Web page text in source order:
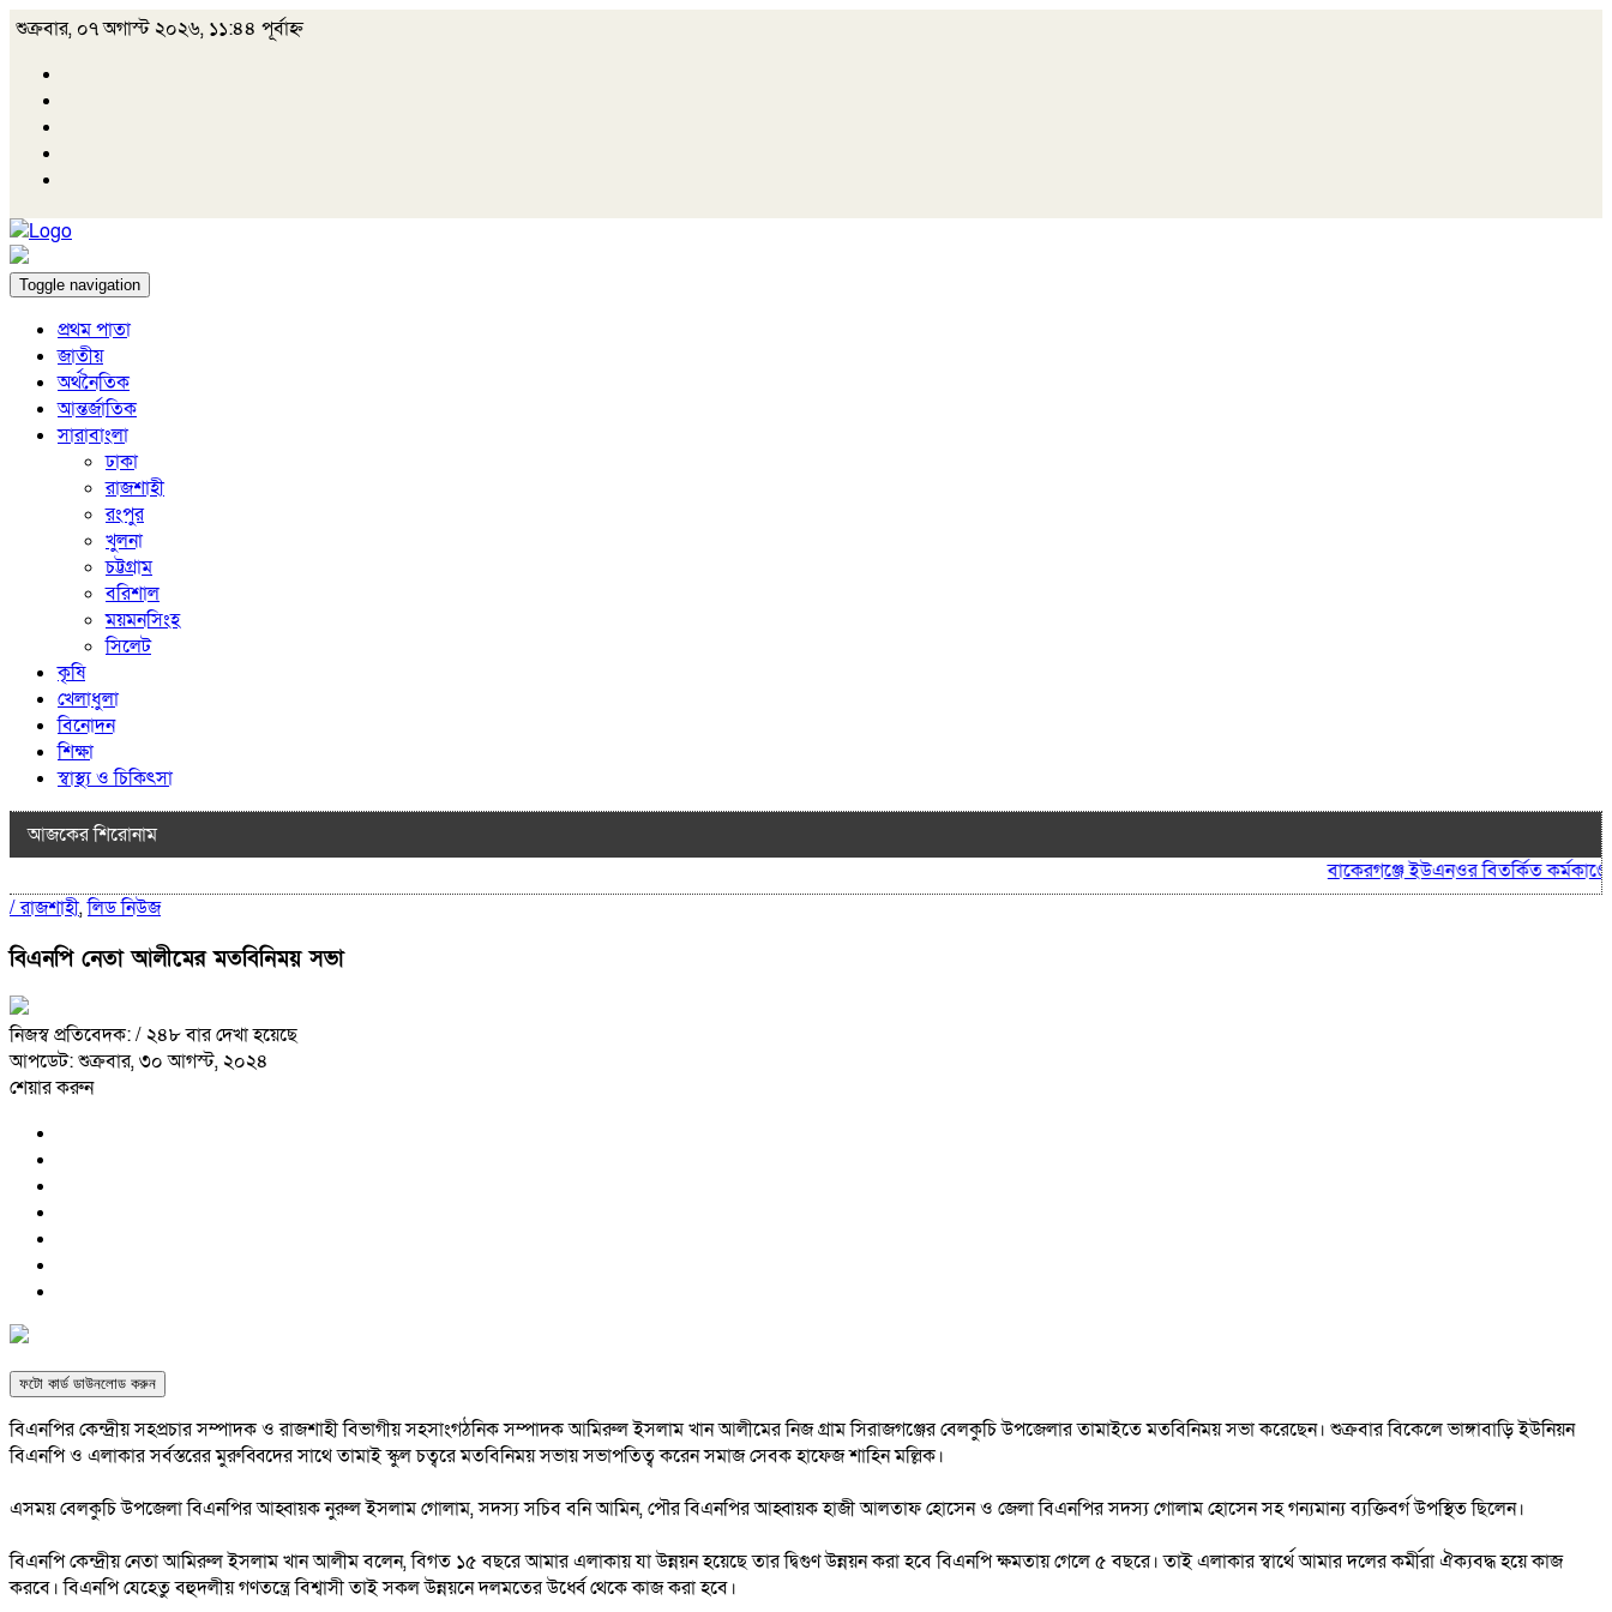
শুক্রবার, ০৭ অগাস্ট ২০২৬, ১১:৪৪ পূর্বাহ্ন
Toggle navigation
প্রথম পাতা
জাতীয়
অর্থনৈতিক
আন্তর্জাতিক
সারাবাংলা
ঢাকা
রাজশাহী
রংপুর
খুলনা
চট্টগ্রাম
বরিশাল
ময়মনসিংহ
সিলেট
কৃষি
খেলাধুলা
বিনোদন
শিক্ষা
স্বাস্থ্য ও চিকিৎসা
আজকের শিরোনাম
বাকেরগঞ্জে ইউএনওর বিতর্কিত কর্মকাণ্ডে
/রাজশাহী,লিড নিউজ
বিএনপি নেতা আলীমের মতবিনিময় সভা
নিজস্ব প্রতিবেদক:/ ২৪৮ বার দেখা হয়েছে
আপডেট: শুক্রবার, ৩০ আগস্ট, ২০২৪
শেয়ার করুন
ফটো কার্ড ডাউনলোড করুন
বিএনপির কেন্দ্রীয় সহপ্রচার সম্পাদক ও রাজশাহী বিভাগীয় সহসাংগঠনিক সম্পাদক আমিরুল ইসলাম খান আলীমের নিজ গ্রাম সিরাজগঞ্জের বেলকুচি উপজেলার তামাইতে মতবিনিময় সভা করেছেন। শুক্রবার বিকেলে ভাঙ্গাবাড়ি ইউনিয়ন
বিএনপি ও এলাকার সর্বস্তরের মুরুব্বিদের সাথে তামাই স্কুল চত্বরে মতবিনিময় সভায় সভাপতিত্ব করেন সমাজ সেবক হাফেজ শাহিন মল্লিক।
এসময় বেলকুচি উপজেলা বিএনপির আহ্বায়ক নুরুল ইসলাম গোলাম, সদস্য সচিব বনি আমিন, পৌর বিএনপির আহ্বায়ক হাজী আলতাফ হোসেন ও জেলা বিএনপির সদস্য গোলাম হোসেন সহ গন্যমান্য ব্যক্তিবর্গ উপস্থিত ছিলেন।
বিএনপি কেন্দ্রীয় নেতা আমিরুল ইসলাম খান আলীম বলেন, বিগত ১৫ বছরে আমার এলাকায় যা উন্নয়ন হয়েছে তার দ্বিগুণ উন্নয়ন করা হবে বিএনপি ক্ষমতায় গেলে ৫ বছরে। তাই এলাকার স্বার্থে আমার দলের কর্মীরা ঐক্যবদ্ধ হয়ে কাজ
করবে। বিএনপি যেহেতু বহুদলীয় গণতন্ত্রে বিশ্বাসী তাই সকল উন্নয়নে দলমতের উর্ধ্বে থেকে কাজ করা হবে।